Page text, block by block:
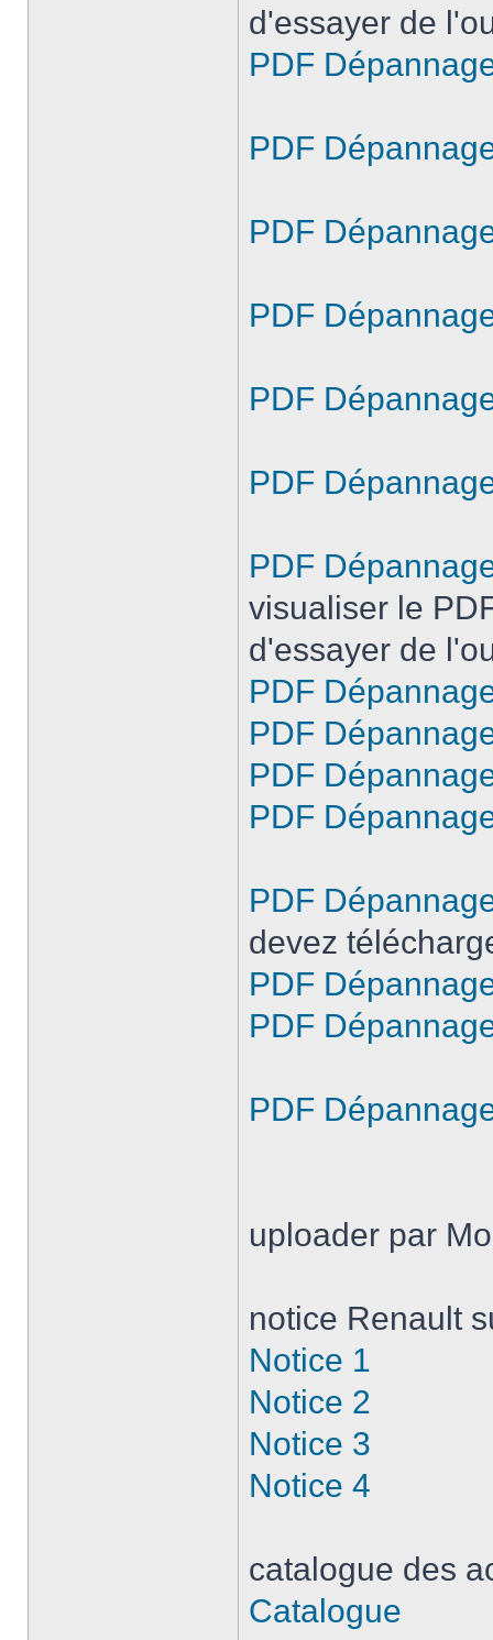
d'essayer de
PDF
PDF
PDF
PDF
PDF
PDF
PDF
visualiser le
d'essayer de
PDF
PDF
PDF
PDF
PDF
devez
PDF
PDF
PDF
uploader par
notice Renault
Notice 1
Notice 2
Notice 3
Notice 4
catalogue des
Catalogue